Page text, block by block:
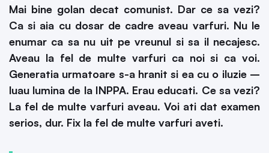
Mai bine golan decat comunist. Dar ce sa vezi?
Ca si aia cu dosar de cadre aveau varfuri. Nu le
enumar ca sa nu uit pe vreunul si sa il necajesc.
Aveau la fel de multe varfuri ca noi si ca voi.
Generatia urmatoare s-a hranit si ea cu o iluzie –
luau lumina de la INPPA. Erau educati. Ce sa vezi?
La fel de multe varfuri aveau. Voi ati dat examen
serios, dur. Fix la fel de multe varfuri aveti.